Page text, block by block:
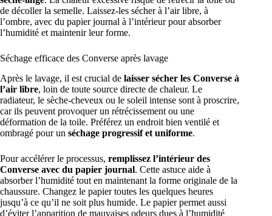
de décoller la semelle. Laissez-les sécher à l’air libre, à
l’ombre, avec du papier journal à l’intérieur pour absorber
l’humidité et maintenir leur forme.
Séchage efficace des Converse après lavage
Après le lavage, il est crucial de laisser sécher les Converse à
l’air libre, loin de toute source directe de chaleur. Le
radiateur, le sèche-cheveux ou le soleil intense sont à proscrire,
car ils peuvent provoquer un rétrécissement ou une
déformation de la toile. Préférez un endroit bien ventilé et
ombragé pour un séchage progressif et uniforme.
Pour accélérer le processus, remplissez l’intérieur des
Converse avec du papier journal. Cette astuce aide à
absorber l’humidité tout en maintenant la forme originale de la
chaussure. Changez le papier toutes les quelques heures
jusqu’à ce qu’il ne soit plus humide. Le papier permet aussi
d’éviter l’apparition de mauvaises odeurs dues à l’humidité